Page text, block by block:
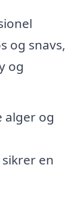
og snavs,
og
alger og
en